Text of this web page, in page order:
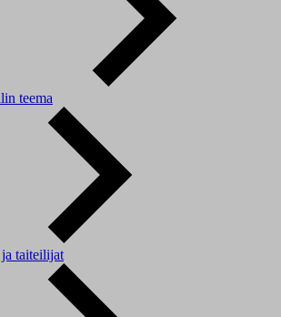
teema
taiteilijat